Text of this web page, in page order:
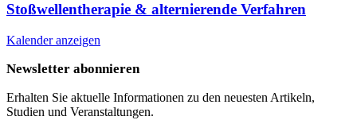
Stoßwellentherapie & alternierende Verfahren
Kalender anzeigen
Newsletter abonnieren
Erhalten Sie aktuelle Informationen zu den neuesten Artikeln,
Studien und Veranstaltungen.